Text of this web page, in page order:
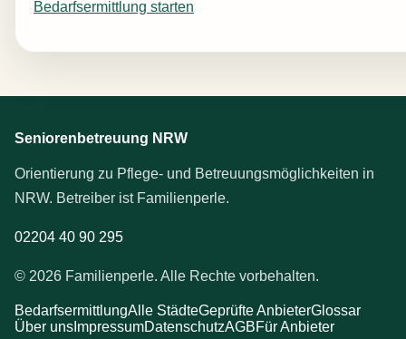
Bedarfsermittlung starten
Seniorenbetreuung NRW
Orientierung zu Pflege- und Betreuungsmöglichkeiten in
NRW. Betreiber ist Familienperle.
02204 40 90 295
© 2026 Familienperle. Alle Rechte vorbehalten.
BedarfsermittlungAlle StädteGeprüfte AnbieterGlossar
Über uns ImpressumDatenschutzAGBFür Anbieter